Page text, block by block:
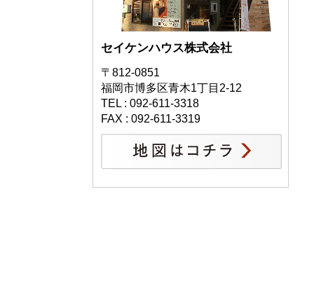
セイケンハウス株式会社
〒812-0851
福岡市博多区青木1丁目2-12
TEL : 092-611-3318
FAX : 092-611-3319